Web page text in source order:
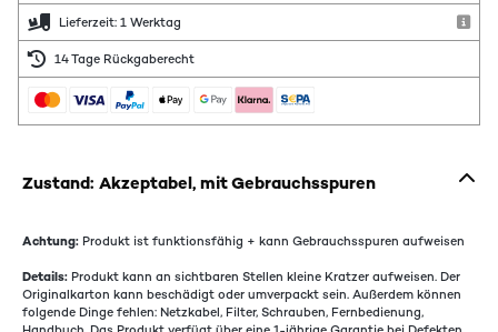
Lieferzeit: 1 Werktag
14 Tage Rückgaberecht
Zustand: Akzeptabel, mit Gebrauchsspuren
Achtung: Produkt ist funktionsfähig + kann Gebrauchsspuren aufweisen
Details: Produkt kann an sichtbaren Stellen kleine Kratzer aufweisen. Der
Originalkarton kann beschädigt oder umverpackt sein. Außerdem können
folgende Dinge fehlen: Netzkabel, Filter, Schrauben, Fernbedienung,